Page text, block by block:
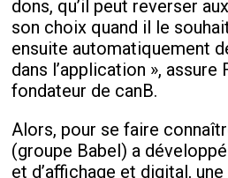
dons, qu’il peut reverser
son choix quand il le
ensuite automatiquement
dans l’application », assure
fondateur de canB.
Alors, pour se faire
(groupe Babel) a
et d’affichage et digital,